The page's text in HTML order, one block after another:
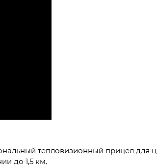
тепловизионный прицел для
до 1,5 км.